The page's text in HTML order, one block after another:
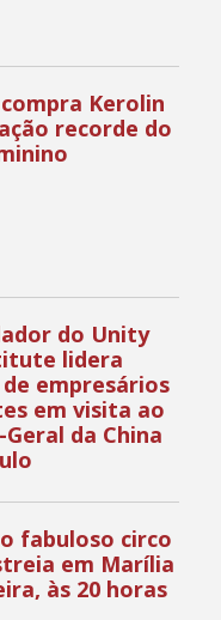
Kerolin
recorde do
do Unity
lidera
empresários
em visita ao
da China
fabuloso circo
em Marília
às 20 horas